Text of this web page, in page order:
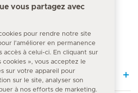
vous partagez avec
pour rendre notre site
l'améliorer en permanence
accès à celui-ci. En cliquant sur
», vous acceptez le
sur votre appareil pour
sur le site, analyser son
à nos efforts de marketing.